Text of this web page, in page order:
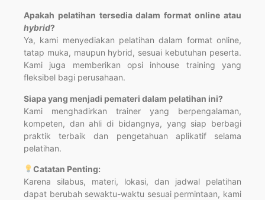
Apakah pelatihan tersedia dalam format online atau
hybrid?
Ya, kami menyediakan pelatihan dalam format online,
tatap muka, maupun hybrid, sesuai kebutuhan peserta.
Kami juga memberikan opsi inhouse training yang
fleksibel bagi perusahaan.
Siapa yang menjadi pemateri dalam pelatihan ini?
Kami menghadirkan trainer yang berpengalaman,
kompeten, dan ahli di bidangnya, yang siap berbagi
praktik terbaik dan pengetahuan aplikatif selama
pelatihan.
Catatan Penting:
Karena silabus, materi, lokasi, dan jadwal pelatihan
dapat berubah sewaktu-waktu sesuai permintaan, kami